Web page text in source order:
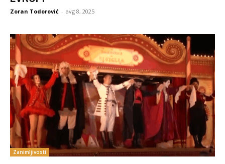
Zoran Todorović - avg 8, 2025
Zanimljivosti